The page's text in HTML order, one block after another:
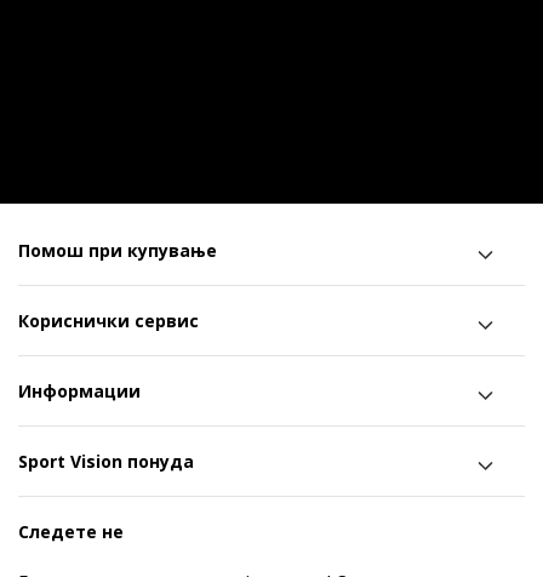
Помош при купување
Кориснички сервис
Информации
Sport Vision понуда
Следете не